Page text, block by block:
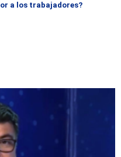
a los trabajadores?